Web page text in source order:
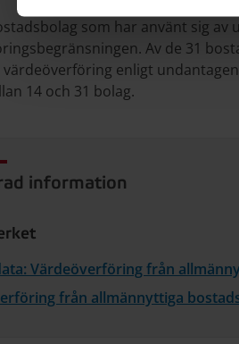
som har använt sig av
Av de 31
värdeöverföring enligt
14 och 31 bolag.
information
Värdeöverföring från
från allmännyttiga